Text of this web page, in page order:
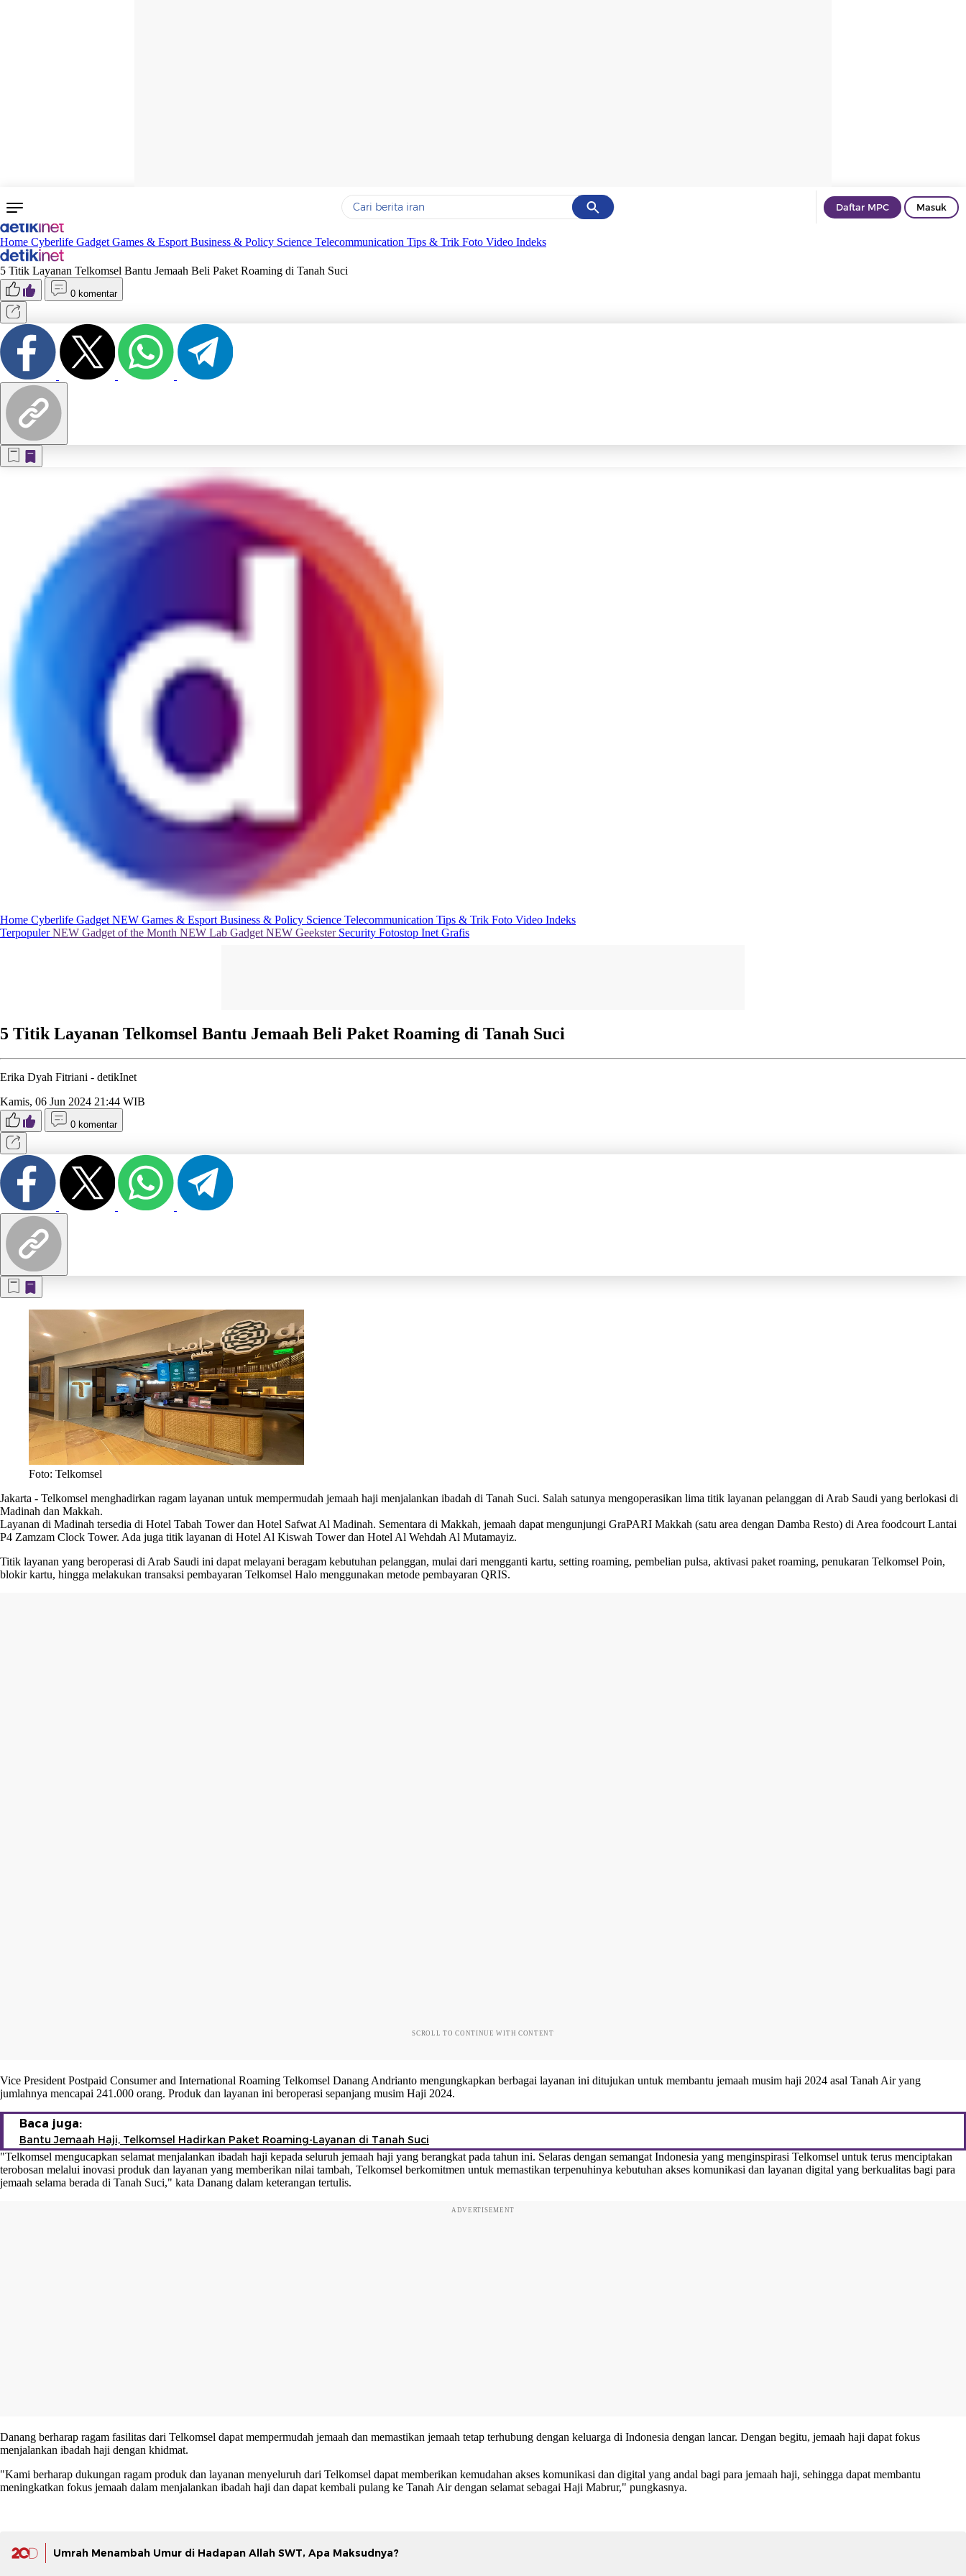
Cancel
Yang sedang ramai dicari
Terakhir yang dicari
Daftar MPC Masuk
Home Cyberlife Gadget Games & Esport Business & Policy Science Telecommunication Tips & Trik Foto Video Indeks
5 Titik Layanan Telkomsel Bantu Jemaah Beli Paket Roaming di Tanah Suci
0 komentar
Home Cyberlife Gadget NEW Games & Esport Business & Policy Science Telecommunication Tips & Trik Foto Video Indeks
TerpopulerNEW Gadget of the Month NEW Lab Gadget NEW Geekster Security Fotostop Inet Grafis
5 Titik Layanan Telkomsel Bantu Jemaah Beli Paket Roaming di Tanah Suci
Erika Dyah Fitriani - detikInet
Kamis, 06 Jun 2024 21:44 WIB
0 komentar
Foto: Telkomsel
Jakarta - Telkomsel menghadirkan ragam layanan untuk mempermudah jemaah haji menjalankan ibadah di Tanah Suci. Salah satunya mengoperasikan lima titik layanan pelanggan di Arab Saudi yang berlokasi di
Madinah dan Makkah.
Layanan di Madinah tersedia di Hotel Tabah Tower dan Hotel Safwat Al Madinah. Sementara di Makkah, jemaah dapat mengunjungi GraPARI Makkah (satu area dengan Damba Resto) di Area foodcourt Lantai
P4 Zamzam Clock Tower. Ada juga titik layanan di Hotel Al Kiswah Tower dan Hotel Al Wehdah Al Mutamayiz.
Titik layanan yang beroperasi di Arab Saudi ini dapat melayani beragam kebutuhan pelanggan, mulai dari mengganti kartu, setting roaming, pembelian pulsa, aktivasi paket roaming, penukaran Telkomsel Poin,
blokir kartu, hingga melakukan transaksi pembayaran Telkomsel Halo menggunakan metode pembayaran QRIS.
SCROLL TO CONTINUE WITH CONTENT
Vice President Postpaid Consumer and International Roaming Telkomsel Danang Andrianto mengungkapkan berbagai layanan ini ditujukan untuk membantu jemaah musim haji 2024 asal Tanah Air yang
jumlahnya mencapai 241.000 orang. Produk dan layanan ini beroperasi sepanjang musim Haji 2024.
Baca juga:
Bantu Jemaah Haji, Telkomsel Hadirkan Paket Roaming-Layanan di Tanah Suci
"Telkomsel mengucapkan selamat menjalankan ibadah haji kepada seluruh jemaah haji yang berangkat pada tahun ini. Selaras dengan semangat Indonesia yang menginspirasi Telkomsel untuk terus menciptakan
terobosan melalui inovasi produk dan layanan yang memberikan nilai tambah, Telkomsel berkomitmen untuk memastikan terpenuhinya kebutuhan akses komunikasi dan layanan digital yang berkualitas bagi para
jemaah selama berada di Tanah Suci," kata Danang dalam keterangan tertulis.
ADVERTISEMENT
Danang berharap ragam fasilitas dari Telkomsel dapat mempermudah jemaah dan memastikan jemaah tetap terhubung dengan keluarga di Indonesia dengan lancar. Dengan begitu, jemaah haji dapat fokus
menjalankan ibadah haji dengan khidmat.
"Kami berharap dukungan ragam produk dan layanan menyeluruh dari Telkomsel dapat memberikan kemudahan akses komunikasi dan digital yang andal bagi para jemaah haji, sehingga dapat membantu
meningkatkan fokus jemaah dalam menjalankan ibadah haji dan dapat kembali pulang ke Tanah Air dengan selamat sebagai Haji Mabrur," pungkasnya.
Umrah Menambah Umur di Hadapan Allah SWT, Apa Maksudnya?